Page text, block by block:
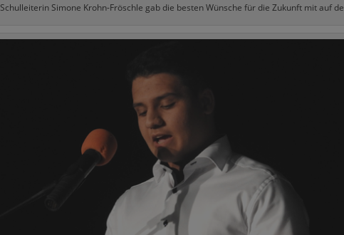
Schulleiterin Simone Krohn-Fröschle gab die besten Wünsche für die Zukunft mit auf